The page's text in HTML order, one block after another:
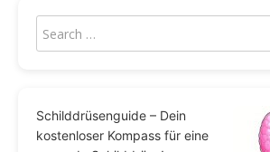
Schilddrüsenguide – Dein
kostenloser Kompass für eine